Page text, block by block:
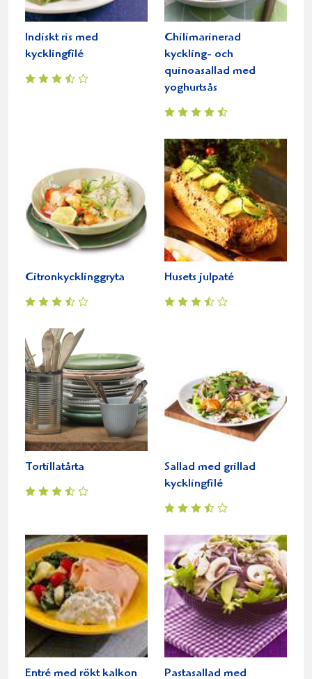
Indiskt ris med
kycklingfilé
Chilimarinerad
kyckling- och
quinoasallad med
yoghurtsås
Citronkycklinggryta Husets julpaté
Tortillatårta
Sallad med grillad
kycklingfilé
Entré med rökt kalkon
Pastasallad med